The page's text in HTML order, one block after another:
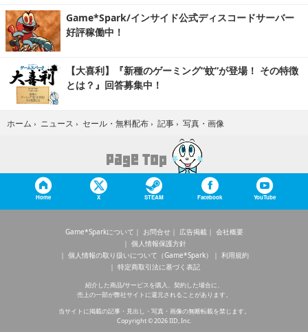
Game*Spark/インサイド公式ディスコードサーバー
好評稼働中！
【大喜利】『新種のゲーミング“蚊”が登場！ その特徴
とは？』回答募集中！
ホーム › ニュース › セール・無料配布 › 記事 › 写真・画像
Home X STEAM Facebook YouTube
Game*Sparkについて お問合せ 広告掲載
会社概要
個人情報保護方針
個人情報の取り扱いについて（Game*Spark）
利用規約
特定商取引法に基づく表記
紹介した商品/サービスを購入、契約した場合に、
売上の一部が弊社サイトに還元されることがあります。
当サイトに掲載の記事・見出し・写真・画像の無断転載を禁じます。
Copyright © 2026 IID, Inc.